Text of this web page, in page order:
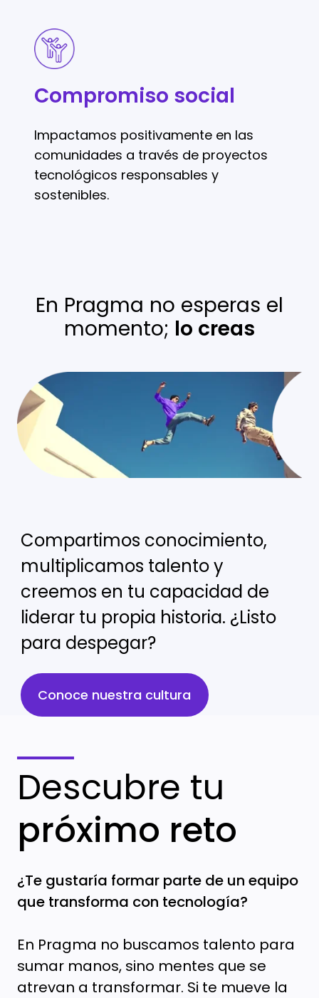
Compromiso social
Impactamos positivamente en las
comunidades a través de proyectos
tecnológicos responsables y
sostenibles.
Compromiso
social
En Pragma no esperas el
momento; lo creas
Compartimos conocimiento,
multiplicamos talento y
creemos en tu capacidad de
liderar tu propia historia. ¿Listo
para despegar?
Conoce nuestra cultura
Descubre tu
próximo reto
¿Te gustaría formar parte de un equipo
que transforma con tecnología?
En Pragma no buscamos talento para
sumar manos, sino mentes que se
atrevan a transformar. Si te mueve la